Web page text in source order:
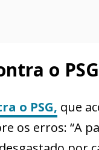
o PSG
o PSG, que
os erros: “A